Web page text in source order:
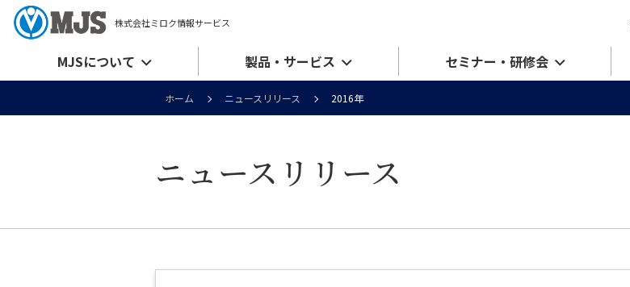
株式会社ミロク情報サービス
MJSについて 製品・サービス セミナー・研修会
ホーム ニュースリリース 2016年
ニュースリリース